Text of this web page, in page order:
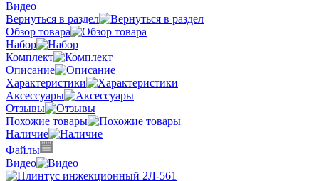
Видео
Вернуться в раздел
Обзор товара
Набор
Комплект
Описание
Характеристики
Аксессуары
Отзывы
Похожие товары
Наличие
Файлы
Видео